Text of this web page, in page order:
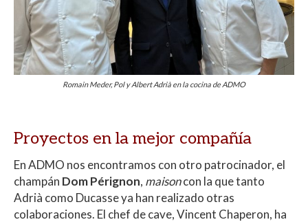
Romain Meder, Pol y Albert Adrià en la cocina de ADMO
Proyectos en la mejor compañía
En ADMO nos encontramos con otro patrocinador, el
champán Dom Pérignon, maisoncon la que tanto
Adrià como Ducasse ya han realizado otras
colaboraciones. El chef de cave, Vincent Chaperon, ha